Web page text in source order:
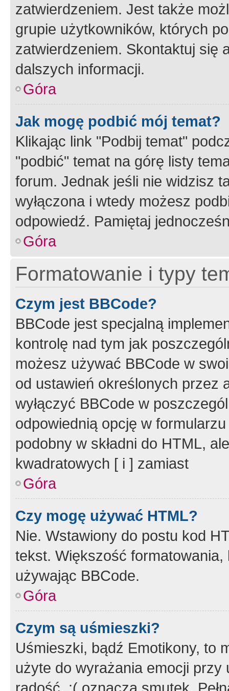
zatwierdzeniem. Jest także
grupie użytkowników, których
zatwierdzeniem. Skontaktuj się
dalszych informacji.
Góra
Jak mogę podbić mój temat?
Klikając link "Podbij temat"
"podbić" temat na górę listy
forum. Jednak jeśli nie widzisz
wyłączona i wtedy możesz
odpowiedź. Pamiętaj
Góra
Formatowanie i typy
Czym jest BBCode?
BBCode jest specjalną
kontrolę nad tym jak
możesz używać BBCode w
od ustawień określonych przez
wyłączyć BBCode w
odpowiednią opcję w
podobny w składni do HTML,
kwadratowych [ i ] zamiast
Góra
Czy mogę używać HTML?
Nie. Wstawiony do postu kod
tekst. Większość
używając BBCode.
Góra
Czym są uśmieszki?
Uśmieszki, bądź Emotikony, to
użyte do wyrażania emocji